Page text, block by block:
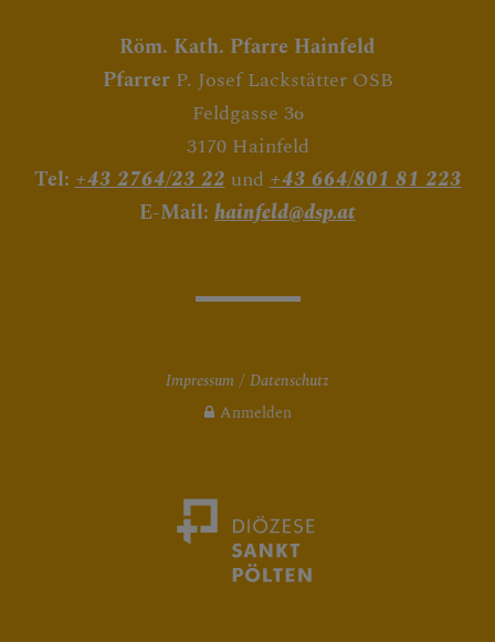
Röm. Kath. Pfarre Hainfeld
Pfarrer P. Josef Lackstätter OSB
Feldgasse 36
3170 Hainfeld
Tel: +43 2764/23 22und+43 664/801 81 223
E-Mail: hainfeld@dsp.at
Impressum
Datenschutz
Anmelden